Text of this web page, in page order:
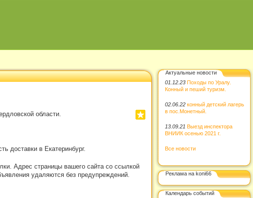
области.
доставки в Екатеринбург.
Адрес страницы вашего сайта со ссылкой
удаляются без предупреждений.
Актуальные новости
01.12.23 Походы по Уралу.
Конный и пеший туризм.
02.06.22 конный детский лагерь
в пос.Монетный.
13.09.21 Выезд инспектора
ВНИИК осенью 2021 г.
Все новости
Реклама на koni66
Календарь событий